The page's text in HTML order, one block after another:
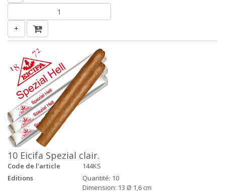
+
10 Eicifa Spezial clair.
Code de l'article
144KS
Editions
Quantité: 10
Dimension: 13 Ø 1,6 cm